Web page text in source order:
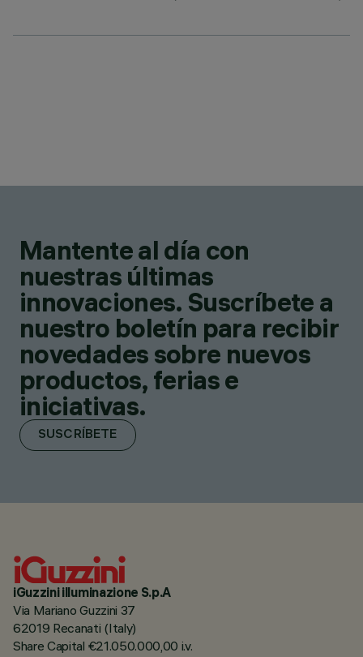
Mantente al día con
nuestras últimas
innovaciones. Suscríbete a
nuestro boletín para recibir
novedades sobre nuevos
productos, ferias e
iniciativas.
SUSCRÍBETE
iGuzzini illuminazione S.p.A
Via Mariano Guzzini 37
62019 Recanati (Italy)
Share Capital €21.050.000,00 i.v.